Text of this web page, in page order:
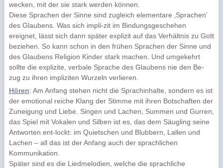
wecken, mit der sie stark werden können.
Diese Sprachen der Sinne sind zugleich elementare ‚Sprachen’
des Glaubens. Was sich impli-zit im Bindungsgeschehen
ereignet, lässt sich dann später explizit auf das Verhältnis zu Gott
beziehen. So kann schon in den frühen Sprachen der Sinne und
des Glaubens Religion Kinder stark machen. Und umgekehrt
sollte die explizite, verbale Sprache des Glaubens nie den Be-
zug zu ihren impliziten Wurzeln verlieren.
Hören: Am Anfang stehen nicht die Sprachinhalte, sondern es ist
der emotional reiche Klang der Stimme mit ihren Botschaften der
Zuneigung und Liebe. Singen und Lachen, Summen und Gurren,
das Spiel mit Vokalen und Silben ist es, das dem Säugling seine
Antworten ent-lockt: im Quietschen und Blubbern, Lallen und
Lachen – all das ist der Anfang auch der sprachlichen
Kommunikation.
Später sind es die Liedmelodien, welche die sprachliche